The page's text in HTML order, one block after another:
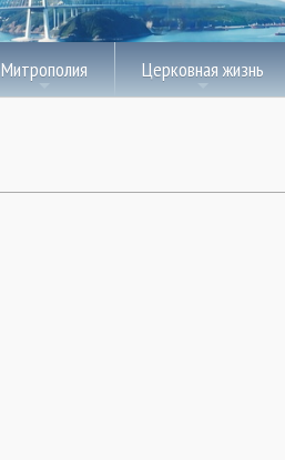
Митрополия Церковная жизнь